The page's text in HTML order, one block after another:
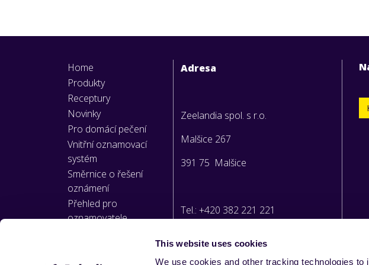
This website uses cookies
We use cookies and other tracking technologies
Home
Produkty
Receptury
Novinky
Pro domácí pečení
Vnitřní oznamovací
systém
Směrnice o řešení
oznámení
Přehled pro
oznamovatele
Adresa
Zeelandia spol. s r.o.
Malšice 267
391 75 Malšice
Tel.: +420 382 221 221
E-mail: